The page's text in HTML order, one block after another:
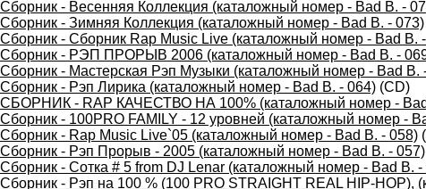
Сборник - Весенняя Коллекция (каталожный номер - Bad B. -
Сборник - Зимняя Коллекция (каталожный номер - Bad B. - 073)
Сборник - Сборник Rap Music Live (каталожный номер - Bad B.
Сборник - РЭП ПРОРЫВ 2006 (каталожный номер - Bad B. -
Сборник - Мастерская Рэп Музыки (каталожный номер - Bad B.
Сборник - Рэп Лирика (каталожный номер - Bad B. - 064) (CD)
СБОРНИК - RAP КАЧЕСТВО НА 100% (каталожный номер -
Сборник - 100PRO FAMILY - 12 уровней (каталожный номер -
Сборник - Rap Music Live`05 (каталожный номер - Bad B. - 058)
Сборник - Рэп Прорыв - 2005 (каталожный номер - Bad B. - 057)
Сборник - Сотка # 5 from DJ Lenar (каталожный номер - Bad B. -
Сборник - Рэп на 100 % (100 PRO STRAIGHT REAL HIP-HOP),